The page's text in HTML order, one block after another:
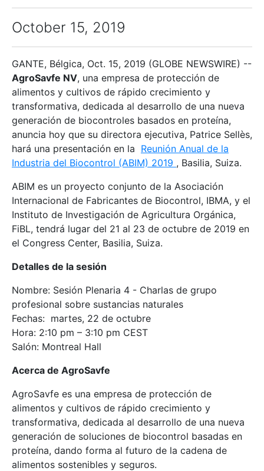
October 15, 2019
GANTE, Bélgica, Oct. 15, 2019 (GLOBE NEWSWIRE) --
AgroSavfe NV, una empresa de protección de
alimentos y cultivos de rápido crecimiento y
transformativa, dedicada al desarrollo de una nueva
generación de biocontroles basados en proteína,
anuncia hoy que su directora ejecutiva, Patrice Sellès,
hará una presentación en la Reunión Anual de la
Industria del Biocontrol (ABIM) 2019 , Basilia, Suiza.
ABIM es un proyecto conjunto de la Asociación
Internacional de Fabricantes de Biocontrol, IBMA, y el
Instituto de Investigación de Agricultura Orgánica,
FiBL, tendrá lugar del 21 al 23 de octubre de 2019 en
el Congress Center, Basilia, Suiza.
Detalles de la sesión
Nombre: Sesión Plenaria 4 - Charlas de grupo
profesional sobre sustancias naturales
Fechas: martes, 22 de octubre
Hora: 2:10 pm – 3:10 pm CEST
Salón: Montreal Hall
Acerca de AgroSavfe
AgroSavfe es una empresa de protección de
alimentos y cultivos de rápido crecimiento y
transformativa, dedicada al desarrollo de una nueva
generación de soluciones de biocontrol basadas en
proteína, dando forma al futuro de la cadena de
alimentos sostenibles y seguros.